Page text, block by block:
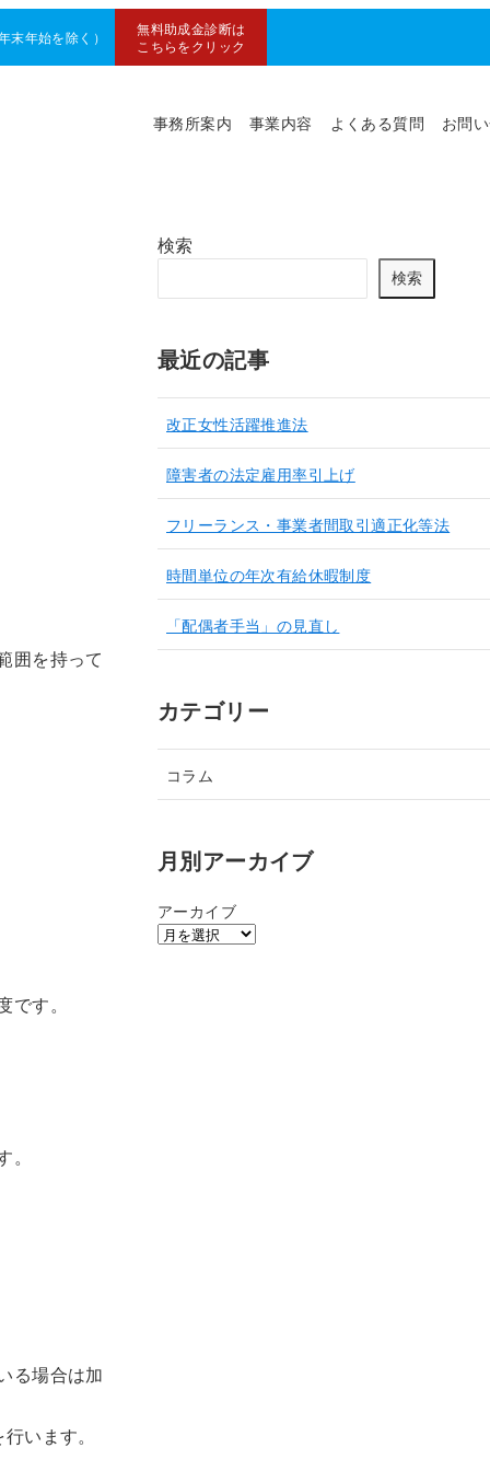
年始を除く）
無料助成金診断は
こちらをクリック
事務所案内 事業内容 よくある質問 お問
囲を持って
す。
る場合は加
います。
検索
検索
最近の記事
改正女性活躍推進法
障害者の法定雇用率引上げ
フリーランス・事業者間取引適正化等法
時間単位の年次有給休暇制度
「配偶者手当」の見直し
カテゴリー
コラム
月別アーカイブ
アーカイブ